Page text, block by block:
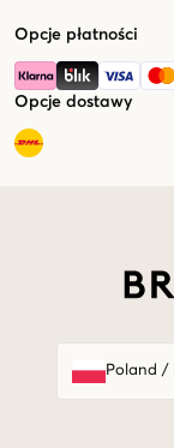
Opcje płatności
Opcje dostawy
Poland /